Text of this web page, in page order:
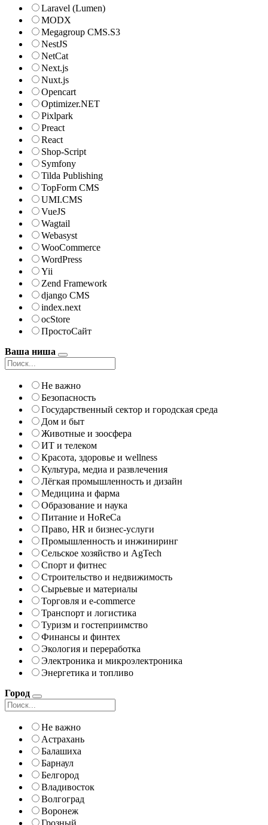
Laravel (Lumen)
MODX
Megagroup CMS.S3
NestJS
NetCat
Next.js
Nuxt.js
Opencart
Optimizer.NET
Pixlpark
Preact
React
Shop-Script
Symfony
Tilda Publishing
TopForm CMS
UMI.CMS
VueJS
Wagtail
Webasyst
WooCommerce
WordPress
Yii
Zend Framework
django CMS
index.next
ocStore
ПростоСайт
Ваша ниша
Не важно
Безопасность
Государственный сектор и городская среда
Дом и быт
Животные и зоосфера
ИТ и телеком
Красота, здоровье и wellness
Культура, медиа и развлечения
Лёгкая промышленность и дизайн
Медицина и фарма
Образование и наука
Питание и HoReCa
Право, HR и бизнес-услуги
Промышленность и инжиниринг
Сельское хозяйство и AgTech
Спорт и фитнес
Строительство и недвижимость
Сырьевые и материалы
Торговля и e-commerce
Транспорт и логистика
Туризм и гостеприимство
Финансы и финтех
Экология и переработка
Электроника и микроэлектроника
Энергетика и топливо
Город
Не важно
Астрахань
Балашиха
Барнаул
Белгород
Владивосток
Волгоград
Воронеж
Грозный